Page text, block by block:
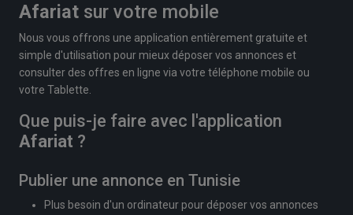
Afariat sur votre mobile
Nous vous offrons une application entièrement gratuite et
simple d'utilisation pour mieux déposer vos annonces et
consulter des offres en ligne via votre téléphone mobile ou
votre Tablette.
Que puis-je faire avec l'application
Afariat ?
Publier une annonce en Tunisie
Plus besoin d'un ordinateur pour déposer vos annonces